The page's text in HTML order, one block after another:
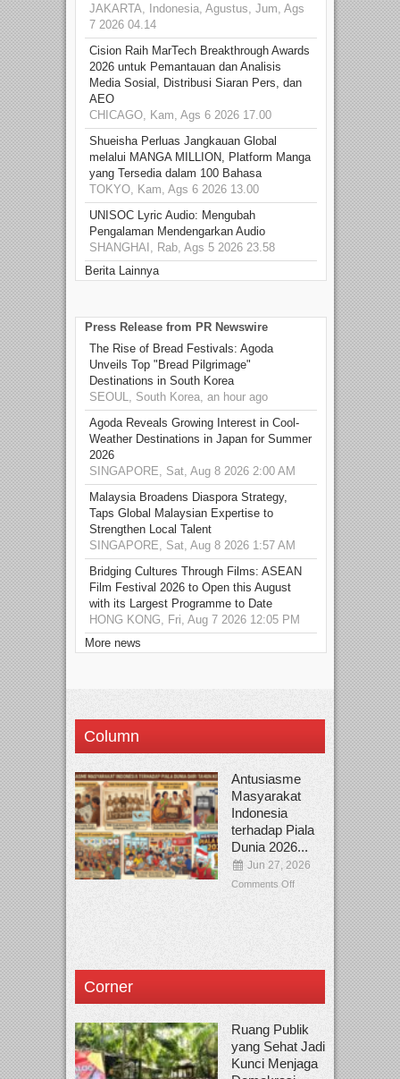
JAKARTA, Indonesia, Agustus, Jum, Ags
7 2026 04.14
Cision Raih MarTech Breakthrough Awards
2026 untuk Pemantauan dan Analisis
Media Sosial, Distribusi Siaran Pers, dan
AEO
CHICAGO, Kam, Ags 6 2026 17.00
Shueisha Perluas Jangkauan Global
melalui MANGA MILLION, Platform Manga
yang Tersedia dalam 100 Bahasa
TOKYO, Kam, Ags 6 2026 13.00
UNISOC Lyric Audio: Mengubah
Pengalaman Mendengarkan Audio
SHANGHAI, Rab, Ags 5 2026 23.58
Berita Lainnya
Press Release from PR Newswire
The Rise of Bread Festivals: Agoda
Unveils Top "Bread Pilgrimage"
Destinations in South Korea
SEOUL, South Korea, an hour ago
Agoda Reveals Growing Interest in Cool-
Weather Destinations in Japan for Summer
2026
SINGAPORE, Sat, Aug 8 2026 2:00 AM
Malaysia Broadens Diaspora Strategy,
Taps Global Malaysian Expertise to
Strengthen Local Talent
SINGAPORE, Sat, Aug 8 2026 1:57 AM
Bridging Cultures Through Films: ASEAN
Film Festival 2026 to Open this August
with its Largest Programme to Date
HONG KONG, Fri, Aug 7 2026 12:05 PM
More news
Column
Antusiasme
Masyarakat
Indonesia
terhadap Piala
Dunia 2026...
Jun 27, 2026
Comments Off
Corner
Ruang Publik
yang Sehat Jadi
Kunci Menjaga